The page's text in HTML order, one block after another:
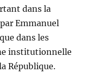
dans la
Emmanuel
dans les
institutionnelle
République.